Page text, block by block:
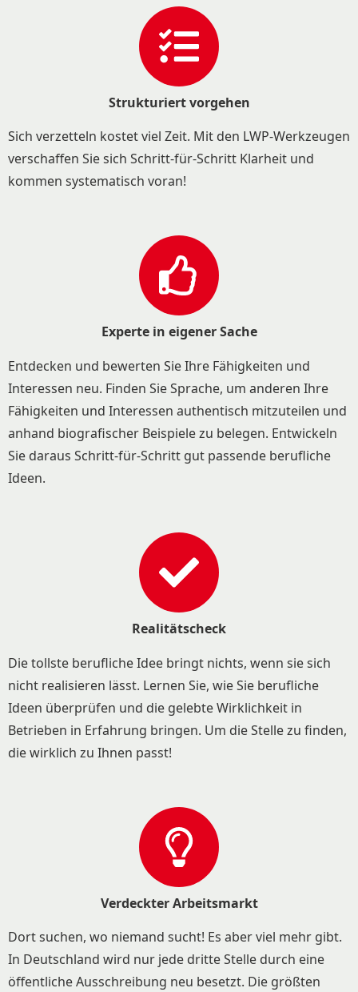
Strukturiert vorgehen
Sich verzetteln kostet viel Zeit. Mit den LWP-Werkzeugen
verschaffen Sie sich Schritt-für-Schritt Klarheit und
kommen systematisch voran!
Experte in eigener Sache
Entdecken und bewerten Sie Ihre Fähigkeiten und
Interessen neu. Finden Sie Sprache, um anderen Ihre
Fähigkeiten und Interessen authentisch mitzuteilen und
anhand biografischer Beispiele zu belegen. Entwickeln
Sie daraus Schritt-für-Schritt gut passende berufliche
Ideen.
Realitätscheck
Die tollste berufliche Idee bringt nichts, wenn sie sich
nicht realisieren lässt. Lernen Sie, wie Sie berufliche
Ideen überprüfen und die gelebte Wirklichkeit in
Betrieben in Erfahrung bringen. Um die Stelle zu finden,
die wirklich zu Ihnen passt!
Verdeckter Arbeitsmarkt
Dort suchen, wo niemand sucht! Es aber viel mehr gibt.
In Deutschland wird nur jede dritte Stelle durch eine
öffentliche Ausschreibung neu besetzt. Die größten